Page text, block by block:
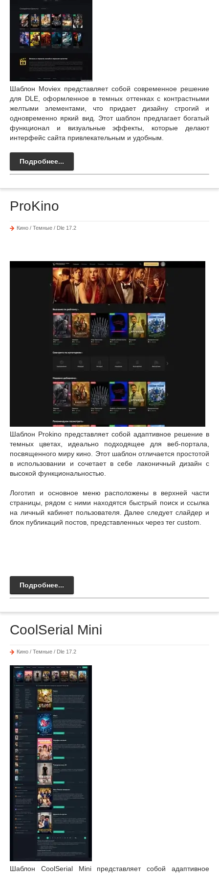
Шаблон Moviex представляет собой современное решение
для DLE, оформленное в темных оттенках с контрастными
желтыми элементами, что придает дизайну строгий и
одновременно яркий вид. Этот шаблон предлагает богатый
функционал и визуальные эффекты, которые делают
интерфейс сайта привлекательным и удобным.
Подробнее...
ProKino
Кино / Темные / Dle 17.2
Шаблон Prokino представляет собой адаптивное решение в
темных цветах, идеально подходящее для веб-портала,
посвященного миру кино. Этот шаблон отличается простотой
в использовании и сочетает в себе лаконичный дизайн с
высокой функциональностью.
Логотип и основное меню расположены в верхней части
страницы, рядом с ними находятся быстрый поиск и ссылка
на личный кабинет пользователя. Далее следует слайдер и
блок публикаций постов, представленных через тег custom.
Подробнее...
CoolSerial Mini
Кино / Темные / Dle 17.2
Шаблон CoolSerial Mini представляет собой адаптивное